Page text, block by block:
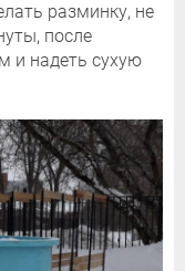
разминку, не
после
и надеть сухую